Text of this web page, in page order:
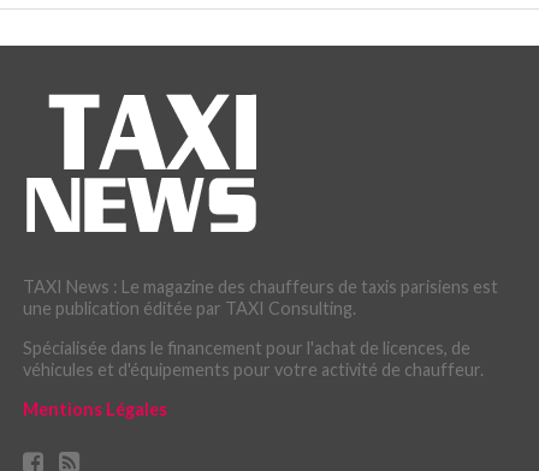
TAXI News : Le magazine des chauffeurs de taxis parisiens est
une publication éditée par TAXI Consulting.
Spécialisée dans le financement pour l'achat de licences, de
véhicules et d'équipements pour votre activité de chauffeur.
Mentions Légales